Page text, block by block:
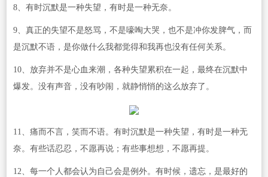
8、有时沉默是一种失望，有时是一种无奈。
9、真正的失望不是怒骂，不是嚎啕大哭，也不是冲你发脾气，而
是沉默不语，是你做什么我都觉得和我再也没有任何关系。
10、放弃并不是心血来潮，各种失望累积在一起，最终在沉默中
爆发。没有声音，没有吵闹，就静悄悄的这么放弃了。
11、痛而不言，笑而不语。有时沉默是一种失望，有时是一种无
奈。有些话忍忍，不愿再说；有些事想想，不愿再提。
12、每一个人都会认为自己会是例外。有时候，遗忘，是最好的